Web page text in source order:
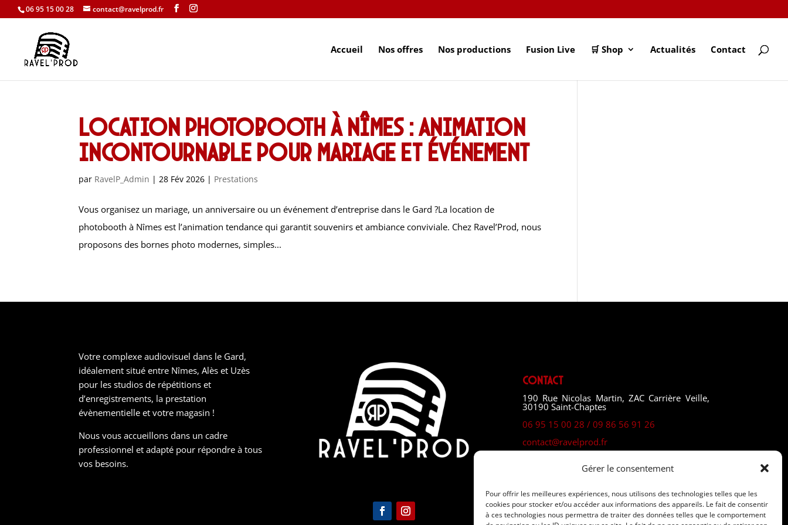
Gérer le consentement
Pour offrir les meilleures expériences, nous utilisons des technologies telles que les
cookies pour stocker et/ou accéder aux informations des appareils. Le fait de consentir
à ces technologies nous permettra de traiter des données telles que le comportement
06 95 15 00 28 contact@ravelprod.fr
Accueil Nos offres Nos productions Fusion Live 🛒 Shop Actualités Contact
Location photobooth à Nîmes : animation
incontournable pour mariage et événement
par RavelP_Admin |28 Fév 2026 | Prestations
Vous organisez un mariage, un anniversaire ou un événement d’entreprise dans le Gard ?La location de
photobooth à Nîmes est l’animation tendance qui garantit souvenirs et ambiance conviviale. Chez Ravel’Prod, nous
proposons des bornes photo modernes, simples...
Votre complexe audiovisuel dans le Gard,
idéalement situé entre Nîmes, Alès et Uzès
pour les studios de répétitions et
d’enregistrements, la prestation
évènementielle et votre magasin !
Nous vous accueillons dans un cadre
professionnel et adapté pour répondre à tous
vos besoins.
Contact
190 Rue Nicolas Martin, ZAC Carrière Veille,
30190 Saint-Chaptes
06 95 15 00 28 / 09 86 56 91 26
contact@ravelprod.fr